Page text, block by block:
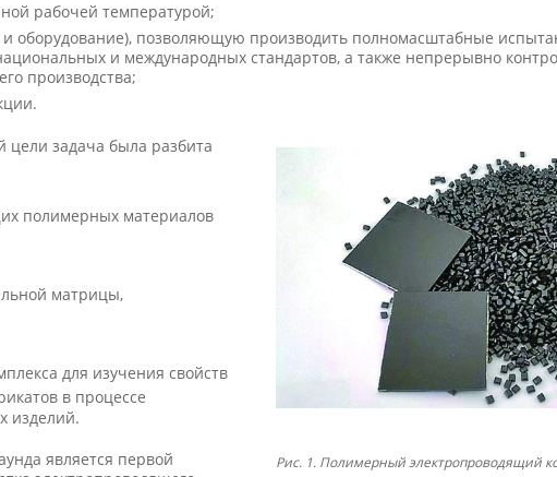
рабочей температурой;
оборудование), позволяющую производить полномасштабные
и международных стандартов, а также непрерывно
производства;
Рис. 1. Полимерный электропроводящий
цели задача была разбита
полимерных материалов
матрицы,
для изучения свойств
в процессе
изделий.
является первой